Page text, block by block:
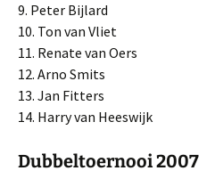
9. Peter Bijlard
10. Ton van Vliet
11. Renate van Oers
12. Arno Smits
13. Jan Fitters
14. Harry van Heeswijk
Dubbeltoernooi 2007